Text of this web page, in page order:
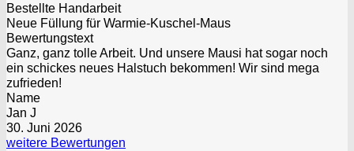
Bestellte Handarbeit
Neue Füllung für Warmie-Kuschel-Maus
Bewertungstext
Ganz, ganz tolle Arbeit. Und unsere Mausi hat sogar noch
ein schickes neues Halstuch bekommen! Wir sind mega
zufrieden!
Name
Jan J
30. Juni 2026
weitere Bewertungen